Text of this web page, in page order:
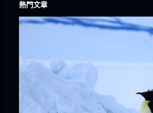
佈
留
熱門文章